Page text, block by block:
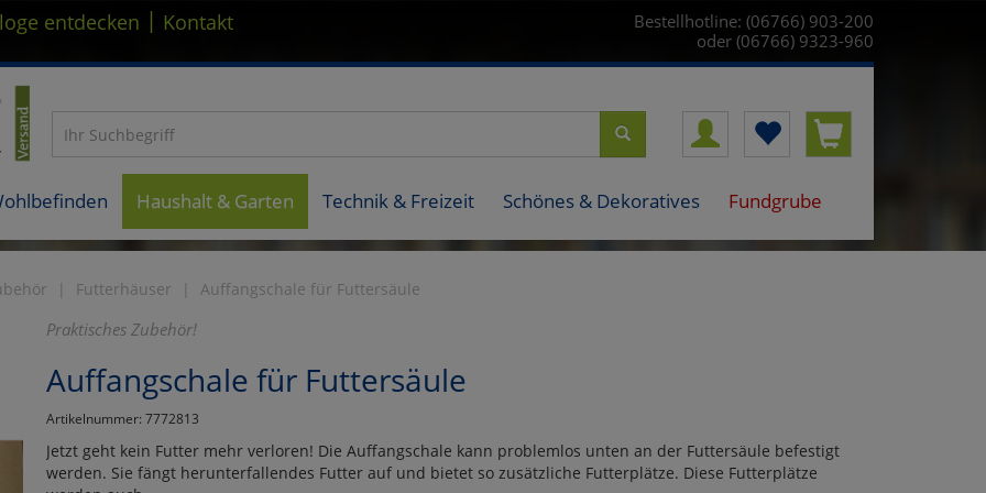
entdecken | Kontakt
Bestellhotline: (06766) 903-200
oder (06766) 9323-960
Haushalt & Garten Technik & Freizeit Schönes & Dekoratives Fundgrube
Futterhäuser Auffangschale für Futtersäule
Praktisches Zubehör!
Auffangschale für Futtersäule
Artikelnummer: 7772813
Jetzt geht kein Futter mehr verloren! Die Auffangschale kann problemlos unten an der Futtersäule befestigt
werden. Sie fängt herunterfallendes Futter auf und bietet so zusätzliche Futterplätze. Diese Futterplätze